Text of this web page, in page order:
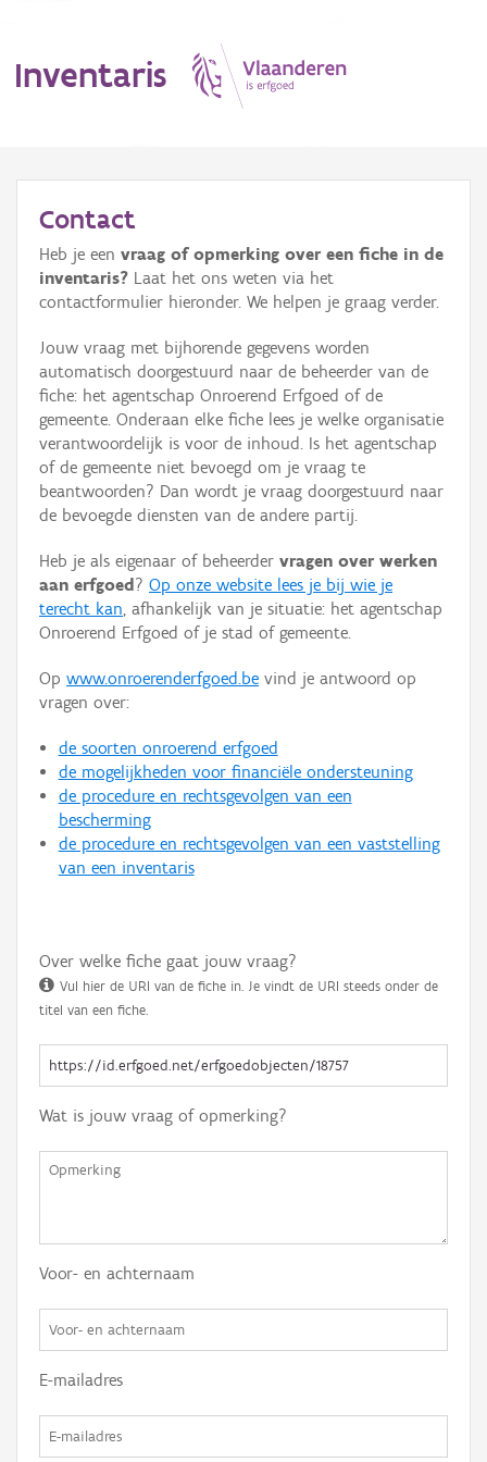
Inventaris
Erfgoedobject
Aanduidingsobject
Waarneming
Thema
Gebeurtenis
Persoon of collectief
Hergebruik
Aanmelden
Contact
Heb je een vraag of opmerking over een fiche in de
inventaris? Laat het ons weten via het
contactformulier hieronder. We helpen je graag verder.
Jouw vraag met bijhorende gegevens worden
automatisch doorgestuurd naar de beheerder van de
fiche: het agentschap Onroerend Erfgoed of de
gemeente. Onderaan elke fiche lees je welke organisatie
verantwoordelijk is voor de inhoud. Is het agentschap
of de gemeente niet bevoegd om je vraag te
beantwoorden? Dan wordt je vraag doorgestuurd naar
de bevoegde diensten van de andere partij.
Heb je als eigenaar of beheerder vragen over werken
aan erfgoed ? Op onze website lees je bij wie je
terecht kan, afhankelijk van je situatie: het agentschap
Onroerend Erfgoed of je stad of gemeente.
Op www.onroerenderfgoed.be vind je antwoord op
vragen over:
de soorten onroerend erfgoed
de mogelijkheden voor financiële ondersteuning
de procedure en rechtsgevolgen van een
bescherming
de procedure en rechtsgevolgen van een vaststelling
van een inventaris
Over welke fiche gaat jouw vraag?
Vul hier de URI van de fiche in. Je vindt de URI steeds onder de
titel van een fiche.
Wat is jouw vraag of opmerking?
Voor- en achternaam
E-mailadres